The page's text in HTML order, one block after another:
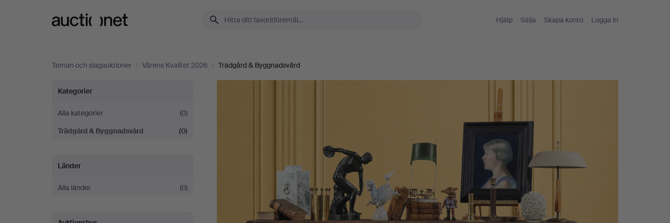
Hjälp Sälja Skapa konto Logga in
Teman och slagauktioner / Vårens Kvalitet 2026 / Trädgård & Byggnadsvård
Vårens
Kvalitet
2026
Kategorier
Alla kategorier
(0)
Trädgård & Byggnadsvård
(0)
Länder
Alla länder (0)